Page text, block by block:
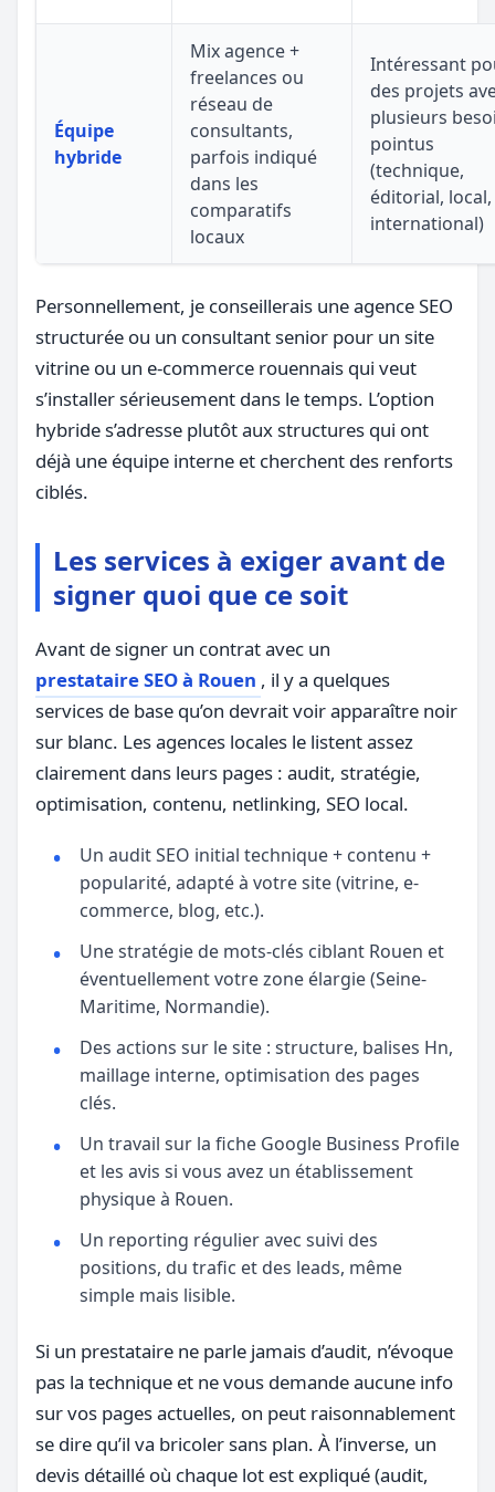
Équipe
hybride
Mix agence +
freelances ou
réseau de
consultants,
parfois indiqué
dans les
comparatifs
locaux
Intéressant
des projets
plusieurs
pointus
(technique,
éditorial, local,
international)
Personnellement, je conseillerais une agence SEO
structurée ou un consultant senior pour un site
vitrine ou un e-commerce rouennais qui veut
s’installer sérieusement dans le temps. L’option
hybride s’adresse plutôt aux structures qui ont
déjà une équipe interne et cherchent des renforts
ciblés.
Les services à exiger avant de
signer quoi que ce soit
Avant de signer un contrat avec un
prestataire SEO à Rouen , il y a quelques
services de base qu’on devrait voir apparaître noir
sur blanc. Les agences locales le listent assez
clairement dans leurs pages : audit, stratégie,
optimisation, contenu, netlinking, SEO local.
Un audit SEO initial technique + contenu +
popularité, adapté à votre site (vitrine, e-
commerce, blog, etc.).
Une stratégie de mots-clés ciblant Rouen et
éventuellement votre zone élargie (Seine-
Maritime, Normandie).
Des actions sur le site : structure, balises Hn,
maillage interne, optimisation des pages
clés.
Un travail sur la fiche Google Business Profile
et les avis si vous avez un établissement
physique à Rouen.
Un reporting régulier avec suivi des
positions, du trafic et des leads, même
simple mais lisible.
Si un prestataire ne parle jamais d’audit, n’évoque
pas la technique et ne vous demande aucune info
sur vos pages actuelles, on peut raisonnablement
se dire qu’il va bricoler sans plan. À l’inverse, un
devis détaillé où chaque lot est expliqué (audit,